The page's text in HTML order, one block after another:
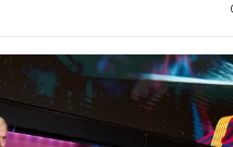
FCB Barcelona badge